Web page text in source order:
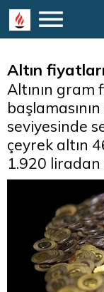
Altın
Altının gram
seviyesinde
çeyrek altın
1.920 liradan